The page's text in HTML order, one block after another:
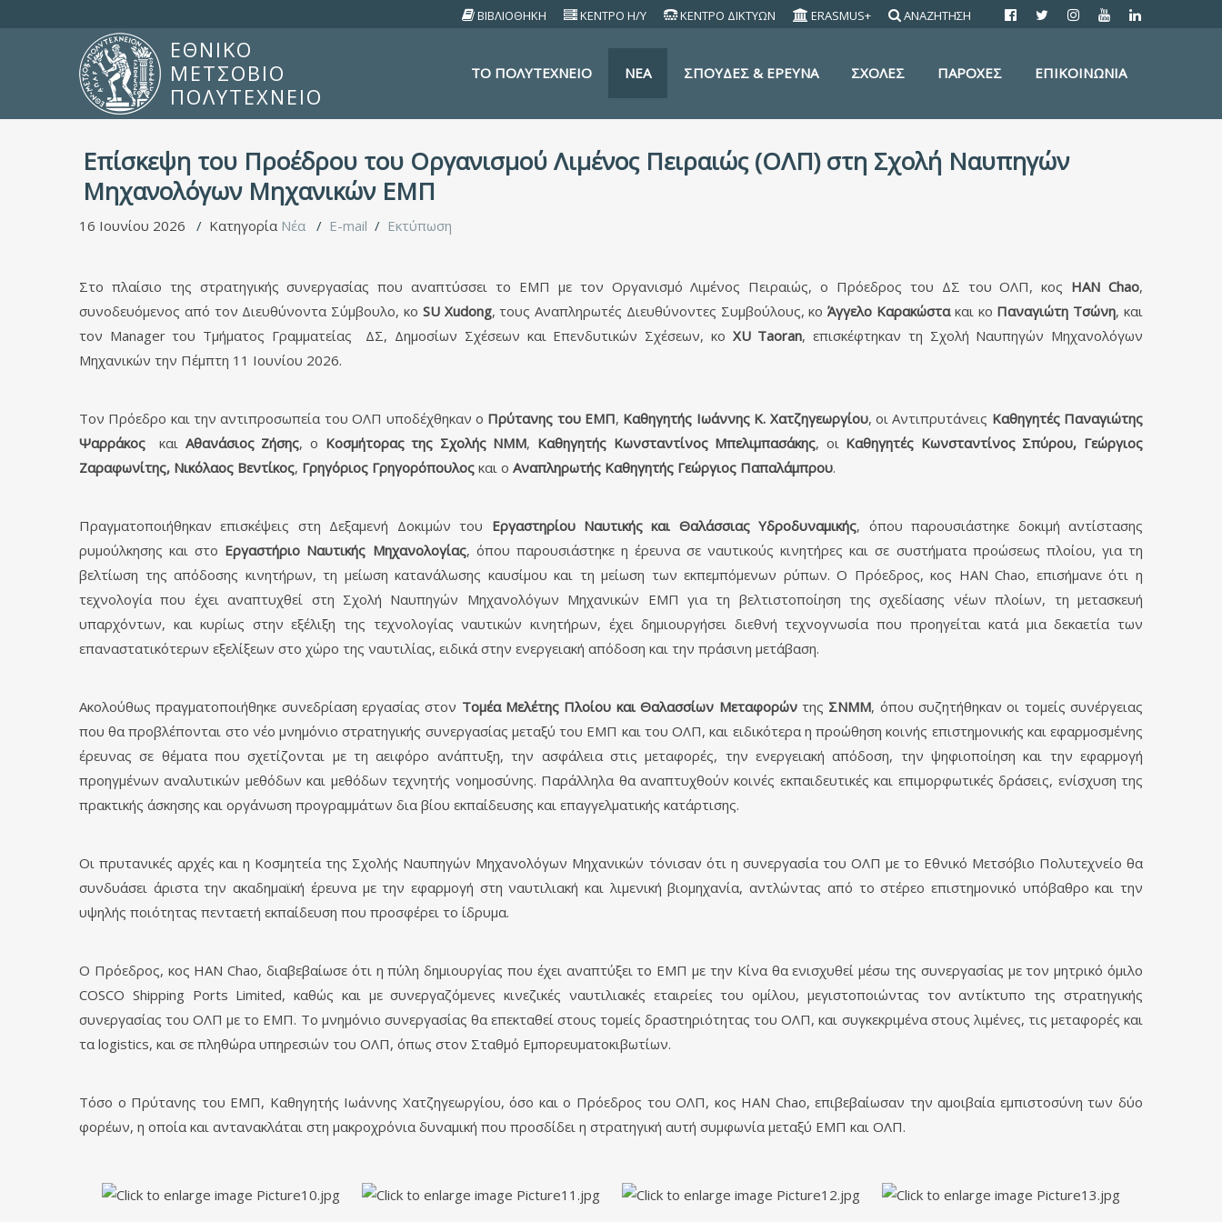
ΒΙΒΛΙΟΘΗΚΗ ΚΕΝΤΡΟ Η/Υ ΚΕΝΤΡΟ ΔΙΚΤΥΩΝ ERASMUS+ ΑΝΑΖΗΤΗΣΗ
ΕΘΝΙΚΟ
ΜΕΤΣΟΒΙΟ
ΠΟΛΥΤΕΧΝΕΙΟ
TO ΠΟΛΥΤΕΧΝΕΙΟ ΝΕΑ ΣΠΟΥΔΕΣ & ΕΡΕΥΝΑ ΣΧΟΛΕΣ ΠΑΡΟΧΕΣ ΕΠΙΚΟΙΝΩΝΙΑ
Επίσκεψη του Προέδρου του Οργανισμού Λιμένος Πειραιώς (ΟΛΠ) στη Σχολή Ναυπηγών
Μηχανολόγων Μηχανικών ΕΜΠ
16 Ιουνίου 2026 Κατηγορία Νέα E-mail Εκτύπωση
Στο πλαίσιο της στρατηγικής συνεργασίας που αναπτύσσει το ΕΜΠ με τον Οργανισμό Λιμένος Πειραιώς, ο Πρόεδρος του ΔΣ του ΟΛΠ, κος HAN Chao,
συνοδευόμενος από τον Διευθύνοντα Σύμβουλο, κο SUXudong, τους Αναπληρωτές Διευθύνοντες Συμβούλους, κοΆγγελο Καρακώστακαι κο Παναγιώτη Τσώνη, και
τον Manager του Τμήματος Γραμματείας ΔΣ, Δημοσίων Σχέσεων και Επενδυτικών Σχέσεων, κο XUTaoran, επισκέφτηκαν τη Σχολή Ναυπηγών Μηχανολόγων
Μηχανικών την Πέμπτη 11 Ιουνίου 2026.
Τον Πρόεδρο και την αντιπροσωπεία του ΟΛΠ υποδέχθηκαν ο Πρύτανης του ΕΜΠ, Καθηγητής Ιωάννης Κ. Χατζηγεωργίου, οι Αντιπρυτάνεις Καθηγητές Παναγιώτης
Ψαρράκοςκαι Αθανάσιος Ζήσης, ο Κοσμήτορας της Σχολής ΝΜΜ, Καθηγητής Κωνσταντίνος Μπελιμπασάκης, οι Καθηγητές Κωνσταντίνος Σπύρου, Γεώργιος
Ζαραφωνίτης, Νικόλαος Βεντίκος, Γρηγόριος Γρηγορόπουλος και ο Αναπληρωτής Καθηγητής Γεώργιος Παπαλάμπρου.
Πραγματοποιήθηκαν επισκέψεις στη Δεξαμενή Δοκιμών του Εργαστηρίου Ναυτικής και Θαλάσσιας Υδροδυναμικής, όπου παρουσιάστηκε δοκιμή αντίστασης
ρυμούλκησης και στο Εργαστήριο Ναυτικής Μηχανολογίας, όπου παρουσιάστηκε η έρευνα σε ναυτικούς κινητήρες και σε συστήματα προώσεως πλοίου, για τη
βελτίωση της απόδοσης κινητήρων, τη μείωση κατανάλωσης καυσίμου και τη μείωση των εκπεμπόμενων ρύπων. Ο Πρόεδρος, κος HAN Chao, επισήμανε ότι η
τεχνολογία που έχει αναπτυχθεί στη Σχολή Ναυπηγών Μηχανολόγων Μηχανικών ΕΜΠ για τη βελτιστοποίηση της σχεδίασης νέων πλοίων, τη μετασκευή
υπαρχόντων, και κυρίως στην εξέλιξη της τεχνολογίας ναυτικών κινητήρων, έχει δημιουργήσει διεθνή τεχνογνωσία που προηγείται κατά μια δεκαετία των
επαναστατικότερων εξελίξεων στο χώρο της ναυτιλίας, ειδικά στην ενεργειακή απόδοση και την πράσινη μετάβαση.
Ακολούθως πραγματοποιήθηκε συνεδρίαση εργασίας στον Τομέα Μελέτης Πλοίου και Θαλασσίων Μεταφορώντης ΣΝΜΜ, όπου συζητήθηκαν οι τομείς συνέργειας
που θα προβλέπονται στο νέο μνημόνιο στρατηγικής συνεργασίας μεταξύ του ΕΜΠ και του ΟΛΠ, και ειδικότερα η προώθηση κοινής επιστημονικής και εφαρμοσμένης
έρευνας σε θέματα που σχετίζονται με τη αειφόρο ανάπτυξη, την ασφάλεια στις μεταφορές, την ενεργειακή απόδοση, την ψηφιοποίηση και την εφαρμογή
προηγμένων αναλυτικών μεθόδων και μεθόδων τεχνητής νοημοσύνης. Παράλληλα θα αναπτυχθούν κοινές εκπαιδευτικές και επιμορφωτικές δράσεις, ενίσχυση της
πρακτικής άσκησης και οργάνωση προγραμμάτων δια βίου εκπαίδευσης και επαγγελματικής κατάρτισης.
Οι πρυτανικές αρχές και η Κοσμητεία της Σχολής Ναυπηγών Μηχανολόγων Μηχανικών τόνισαν ότι η συνεργασία του ΟΛΠ με το Εθνικό Μετσόβιο Πολυτεχνείο θα
συνδυάσει άριστα την ακαδημαϊκή έρευνα με την εφαρμογή στη ναυτιλιακή και λιμενική βιομηχανία, αντλώντας από το στέρεο επιστημονικό υπόβαθρο και την
υψηλής ποιότητας πενταετή εκπαίδευση που προσφέρει το ίδρυμα.
Ο Πρόεδρος, κος HAN Chao, διαβεβαίωσε ότι η πύλη δημιουργίας που έχει αναπτύξει το ΕΜΠ με την Κίνα θα ενισχυθεί μέσω της συνεργασίας με τον μητρικό όμιλο
COSCO Shipping Ports Limited, καθώς και με συνεργαζόμενες κινεζικές ναυτιλιακές εταιρείες του ομίλου, μεγιστοποιώντας τον αντίκτυπο της στρατηγικής
συνεργασίας του ΟΛΠ με το ΕΜΠ. Το μνημόνιο συνεργασίας θα επεκταθεί στους τομείς δραστηριότητας του ΟΛΠ, και συγκεκριμένα στους λιμένες, τις μεταφορές και
τα logistics, και σε πληθώρα υπηρεσιών του ΟΛΠ, όπως στον Σταθμό Εμπορευματοκιβωτίων.
Τόσο ο Πρύτανης του ΕΜΠ, Καθηγητής Ιωάννης Χατζηγεωργίου, όσο και ο Πρόεδρος του ΟΛΠ, κος ΗΑΝ Chao, επιβεβαίωσαν την αμοιβαία εμπιστοσύνη των δύο
φορέων, η οποία και αντανακλάται στη μακροχρόνια δυναμική που προσδίδει η στρατηγική αυτή συμφωνία μεταξύ ΕΜΠ και ΟΛΠ.